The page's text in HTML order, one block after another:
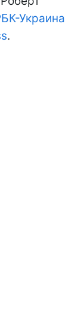
Украина
.